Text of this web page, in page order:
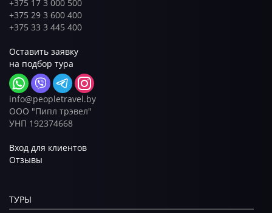
+375 17 3 000 500
+375 29 3 600 400
+375 33 3 445 400
Оставить заявку
на подбор тура
info@peopletravel.by
ООО "Пипл трэвел"
УНП 192374668
Вход для клиентов
Отзывы
ТУРЫ